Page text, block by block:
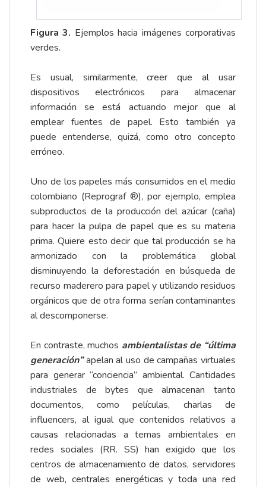
Figura 3. Ejemplos hacia imágenes corporativas
verdes.
Es usual, similarmente, creer que al usar
dispositivos electrónicos para almacenar
información se está actuando mejor que al
emplear fuentes de papel. Esto también ya
puede entenderse, quizá, como otro concepto
erróneo.
Uno de los papeles más consumidos en el medio
colombiano (Reprograf ®), por ejemplo, emplea
subproductos de la producción del azúcar (caña)
para hacer la pulpa de papel que es su materia
prima. Quiere esto decir que tal producción se ha
armonizado con la problemática global
disminuyendo la deforestación en búsqueda de
recurso maderero para papel y utilizando residuos
orgánicos que de otra forma serían contaminantes
al descomponerse.
En contraste, muchos ambientalistas de “última
generación”apelan al uso de campañas virtuales
para generar “conciencia” ambiental. Cantidades
industriales de bytes que almacenan tanto
documentos, como películas, charlas de
influencers, al igual que contenidos relativos a
causas relacionadas a temas ambientales en
redes sociales (RR. SS) han exigido que los
centros de almacenamiento de datos, servidores
de web, centrales energéticas y toda una red